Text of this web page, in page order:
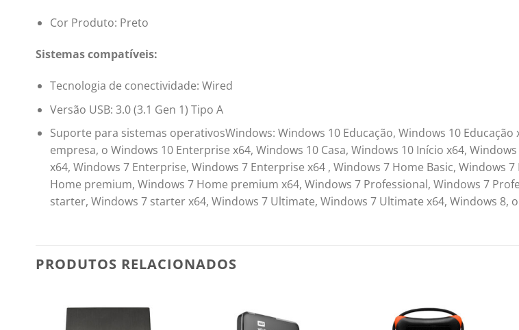
Cor Produto: Preto
Sistemas compatíveis:
Tecnologia de conectividade: Wired
Versão USB: 3.0 (3.1 Gen 1) Tipo A
Suporte para sistemas operativosWindows: Windows 10 Educação, Windows 10 Educação
empresa, o Windows 10 Enterprise x64, Windows 10 Casa, Windows 10 Início x64,
x64, Windows 7 Enterprise, Windows 7 Enterprise x64 , Windows 7 Home Basic, Windows
Home premium, Windows 7 Home premium x64, Windows 7 Professional, Windows 7
starter, Windows 7 starter x64, Windows 7 Ultimate, Windows 7 Ultimate x64, Windows 8,
PRODUTOS RELACIONADOS